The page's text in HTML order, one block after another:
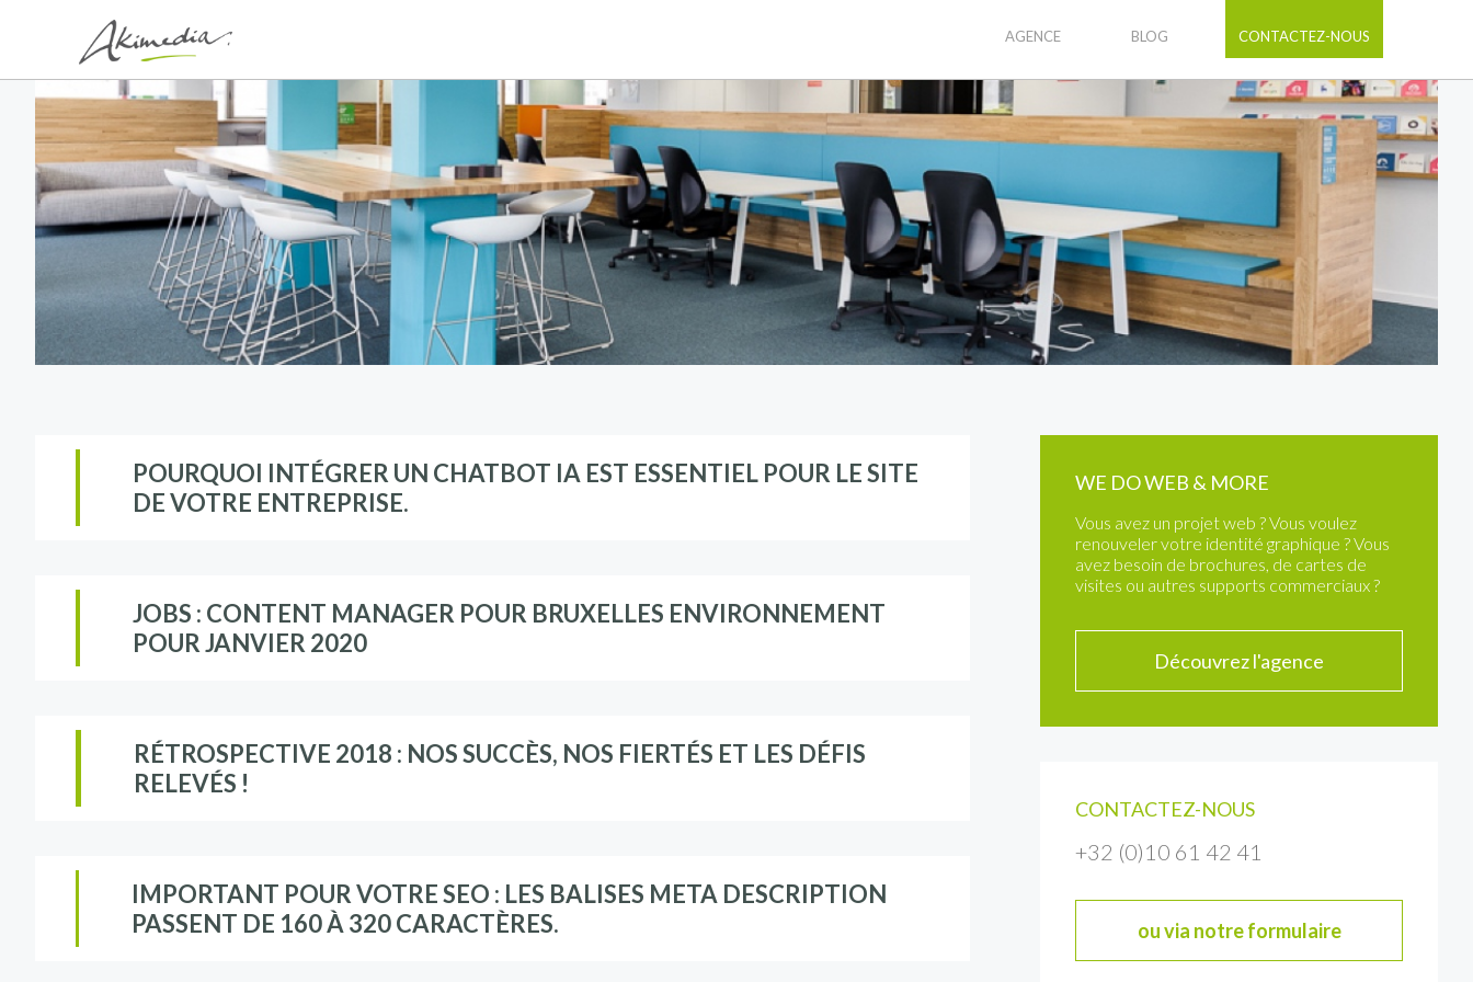
AGENCE BLOG CONTACTEZ-NOUS
POURQUOI INTÉGRER UN CHATBOT IA EST ESSENTIEL POUR LE SITE
DE VOTRE ENTREPRISE.
JOBS : CONTENT MANAGER POUR BRUXELLES ENVIRONNEMENT
POUR JANVIER 2020
RÉTROSPECTIVE 2018 : NOS SUCCÈS, NOS FIERTÉS ET LES DÉFIS
RELEVÉS !
IMPORTANT POUR VOTRE SEO : LES BALISES META DESCRIPTION
PASSENT DE 160 À 320 CARACTÈRES.
WE DO WEB & MORE
Vous avez un projet web ? Vous voulez
renouveler votre identité graphique ? Vous
avez besoin de brochures, de cartes de
visites ou autres supports commerciaux ?
Découvrez l'agence
CONTACTEZ-NOUS
+32 (0)10 61 42 41
ou via notre formulaire